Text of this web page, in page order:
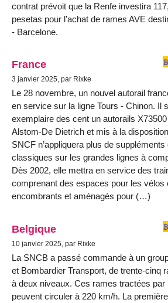
contrat prévoit que la Renfe investira
pesetas pour l’achat de rames AVE
- Barcelone.
France
3 janvier 2025, par Rixke
Le 28 novembre, un nouvel autorail
en service sur la ligne Tours - Chinon. Il
exemplaire des cent un autorails
Alstom-De Dietrich et mis à la
SNCF n’appliquera plus de
classiques sur les grandes lignes à
Dès 2002, elle mettra en service des
comprenant des espaces pour les vélos
encombrants et aménagés pour (…)
Belgique
10 janvier 2025, par Rixke
La SNCB a passé commande à un
et Bombardier Transport, de trente-cinq
à deux niveaux. Ces rames tractées par
peuvent circuler à 220 km/h. La